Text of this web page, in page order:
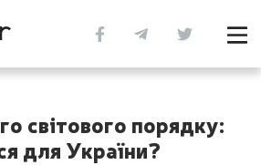
світового порядку:
для України?